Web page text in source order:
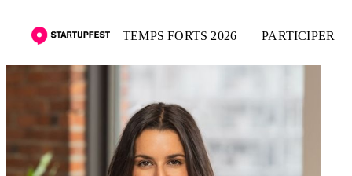
TEMPS FORTS 2026 PARTICIPER